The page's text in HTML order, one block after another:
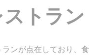
トラン
ンが点在しており、食